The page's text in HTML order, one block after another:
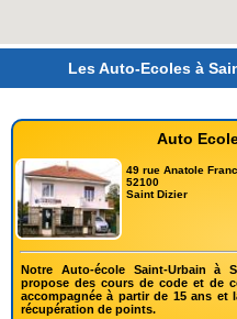
Les Auto-Ecoles à
Auto
49 rue Anatole
52100
Saint Dizier
Notre Auto-école Saint-Urbain à
propose des cours de code et de
accompagnée à partir de 15 ans et
récupération de points.